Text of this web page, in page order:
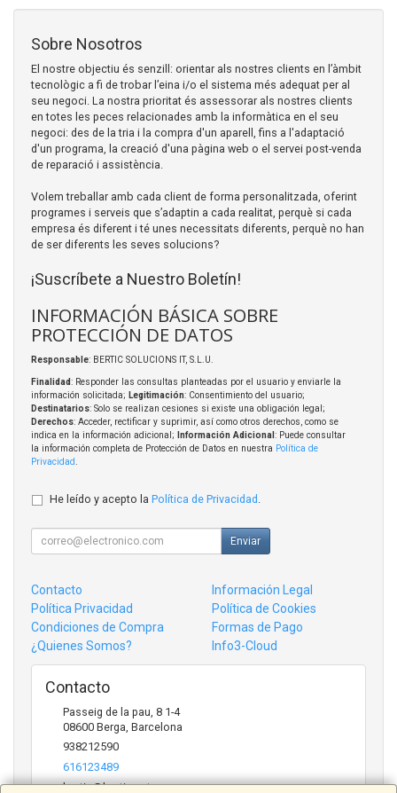
Sobre Nosotros
El nostre objectiu és senzill: orientar als nostres clients en l’àmbit
tecnològic a fi de trobar l’eina i/o el sistema més adequat per al
seu negoci. La nostra prioritat és assessorar als nostres clients
en totes les peces relacionades amb la informàtica en el seu
negoci: des de la tria i la compra d'un aparell, fins a l'adaptació
d'un programa, la creació d'una pàgina web o el servei post-venda
de reparació i assistència.
Volem treballar amb cada client de forma personalitzada, oferint
programes i serveis que s’adaptin a cada realitat, perquè si cada
empresa és diferent i té unes necessitats diferents, perquè no han
de ser diferents les seves solucions?
¡Suscríbete a Nuestro Boletín!
INFORMACIÓN BÁSICA SOBRE
PROTECCIÓN DE DATOS
Responsable: BERTIC SOLUCIONS IT, S.L.U.
Finalidad: Responder las consultas planteadas por el usuario y enviarle la
información solicitada; Legitimación: Consentimiento del usuario;
Destinatarios: Solo se realizan cesiones si existe una obligación legal;
Derechos: Acceder, rectificar y suprimir, así como otros derechos, como se
indica en la información adicional;
Información Adicional : Puede consultar
la información completa de Protección de Datos en nuestra Política de
Privacidad
He leído y acepto la Política de Privacidad
Enviar
Contacto
Información Legal
Política Privacidad
Política de Cookies
Condiciones de Compra
Formas de Pago
¿Quienes Somos?
Info3-Cloud
Contacto
Passeig de la pau, 8 1-4
08600 Berga Barcelona
938212590
616123489
bertic@bertic.cat